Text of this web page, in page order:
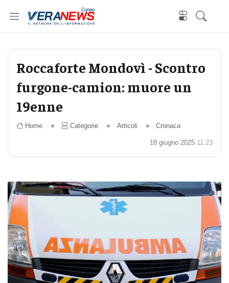
Cuneo
Roccaforte Mondovì - Scontro
furgone-camion: muore un
19enne
Home Categorie Articoli Cronaca
18 giugno 2025 11:23